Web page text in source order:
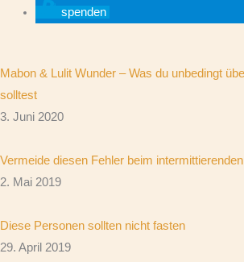
spenden
Mabon & Lulit Wunder – Was du unbedingt
solltest
3. Juni 2020
Vermeide diesen Fehler beim
2. Mai 2019
Diese Personen sollten nicht fasten
29. April 2019